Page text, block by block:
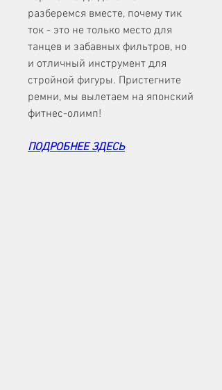
разберемся вместе, почему тик
ток - это не только место для
танцев и забавных фильтров, но
и отличный инструмент для
стройной фигуры. Пристегните
ремни, мы вылетаем на японский
фитнес-олимп!
ПОДРОБНЕЕ ЗДЕСЬ